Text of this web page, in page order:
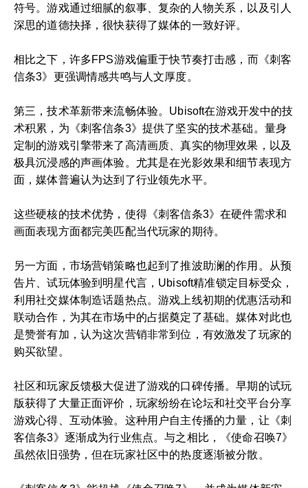
符号。游戏通过细腻的叙事、复杂的人物关系，以及引人
深思的道德抉择，很快获得了媒体的一致好评。
相比之下，许多FPS游戏偏重于快节奏打击感，而《刺客
信条3》更强调情感共鸣与人文厚度。
第三，技术革新带来流畅体验。Ubisoft在游戏开发中的技
术积累，为《刺客信条3》提供了坚实的技术基础。量身
定制的游戏引擎带来了高清画质、真实的物理效果，以及
极具沉浸感的声画体验。尤其是在光影效果和细节表现方
面，媒体普遍认为达到了行业领先水平。
这些硬核的技术优势，使得《刺客信条3》在硬件需求和
画面表现方面都完美匹配当代玩家的期待。
另一方面，市场营销策略也起到了推波助澜的作用。从预
告片、试玩体验到明星代言，Ubisoft精准锁定目标受众，
利用社交媒体制造话题热点。游戏上线初期的优惠活动和
联动合作，为其在市场中的占据奠定了基础。媒体对此也
是赞誉有加，认为这次营销非常到位，有效激发了玩家的
购买欲望。
社区和玩家反馈极大促进了游戏的口碑传播。早期的试玩
版获得了大量正面评价，玩家纷纷在论坛和社交平台分享
游戏心得、互动体验。这种用户自主传播的力量，让《刺
客信条3》逐渐成为行业焦点。与之相比，《使命召唤7》
虽然依旧强势，但在玩家社区中的热度逐渐被分散。